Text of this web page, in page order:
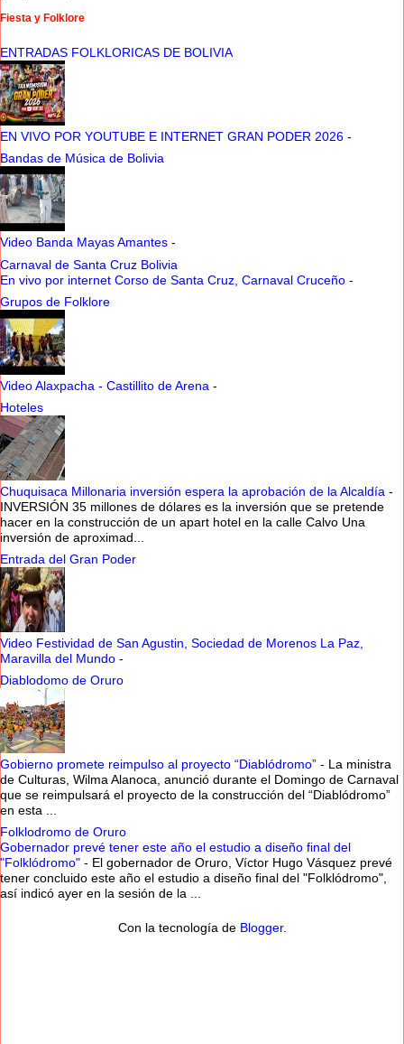
Fiesta y Folklore
ENTRADAS FOLKLORICAS DE BOLIVIA
EN VIVO POR YOUTUBE E INTERNET GRAN PODER 2026 -
Bandas de Música de Bolivia
Video Banda Mayas Amantes -
Carnaval de Santa Cruz Bolivia
En vivo por internet Corso de Santa Cruz, Carnaval Cruceño -
Grupos de Folklore
Video Alaxpacha - Castillito de Arena -
Hoteles
Chuquisaca Millonaria inversión espera la aprobación de la Alcaldía -
INVERSIÓN 35 millones de dólares es la inversión que se pretende
hacer en la construcción de un apart hotel en la calle Calvo Una
inversión de aproximad...
Entrada del Gran Poder
Video Festividad de San Agustin, Sociedad de Morenos La Paz,
Maravilla del Mundo -
Diablodomo de Oruro
Gobierno promete reimpulso al proyecto “Diablódromo” - La ministra
de Culturas, Wilma Alanoca, anunció durante el Domingo de Carnaval
que se reimpulsará el proyecto de la construcción del “Diablódromo”
en esta ...
Folklodromo de Oruro
Gobernador prevé tener este año el estudio a diseño final del
"Folklódromo" - El gobernador de Oruro, Víctor Hugo Vásquez prevé
tener concluido este año el estudio a diseño final del "Folklódromo",
así indicó ayer en la sesión de la ...
Con la tecnología de Blogger.